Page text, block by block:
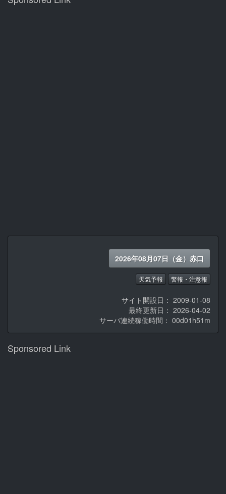
2026年08月07日（金）赤口
天気予報 警報・注意報
サイト開設日： 2009-01-08
最終更新日： 2026-04-02
サーバ連続稼働時間： 00d01h51m
Sponsored Link